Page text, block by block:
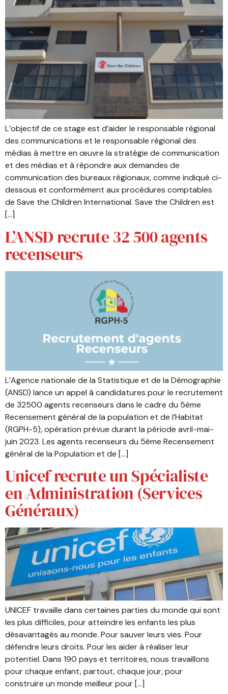
L’objectif de ce stage est d’aider le responsable régional
des communications et le responsable régional des
médias à mettre en œuvre la stratégie de communication
et des médias et à répondre aux demandes de
communication des bureaux régionaux, comme indiqué ci-
dessous et conformément aux procédures comptables
de Save the Children International. Save the Children est
[…]
L’ANSD recrute 32 500 agents
recenseurs
L’Agence nationale de la Statistique et de la Démographie
(ANSD) lance un appel à candidatures pour le recrutement
de 32500 agents recenseurs dans le cadre du 5ème
Recensement général de la population et de l’Habitat
(RGPH-5), opération prévue durant la période avril-mai-
juin 2023. Les agents recenseurs du 5ème Recensement
général de la Population et de […]
Unicef recrute un Spécialiste
en Administration (Services
Généraux)
UNICEF travaille dans certaines parties du monde qui sont
les plus difficiles, pour atteindre les enfants les plus
désavantagés au monde. Pour sauver leurs vies. Pour
défendre leurs droits. Pour les aider à réaliser leur
potentiel. Dans 190 pays et territoires, nous travaillons
pour chaque enfant, partout, chaque jour, pour
construire un monde meilleur pour […]